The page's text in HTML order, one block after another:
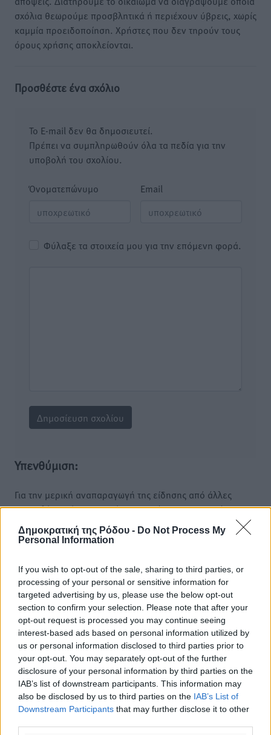
Δημοκρατική της Ρόδου - Do Not Process My
Personal Information
If you wish to opt-out of the sale, sharing to third parties, or
processing of your personal or sensitive information for
targeted advertising by us, please use the below opt-out
section to confirm your selection. Please note that after your
opt-out request is processed you may continue seeing
interest-based ads based on personal information utilized by
us or personal information disclosed to third parties prior to
your opt-out. You may separately opt-out of the further
disclosure of your personal information by third parties on the
IAB’s list of downstream participants. This information may
also be disclosed by us to third parties on the IAB’s List of
Downstream Participants that may further disclose it to other
σχόλια θεωρούμε προσβλητικά ή περιέχουν ύβρεις, χωρίς
καμμία προειδοποίηση. Χρήστες που δεν τηρούν τους
όρους χρήσης αποκλείονται.
Προσθέστε ένα σχόλιο
Το E-mail δεν θα δημοσιευτεί.
Πρέπει να συμπληρωθούν όλα τα πεδία για την
υποβολή του σχολίου.
Όνοματεπώνυμο Email
Φύλαξε τα στοιχεία μου για την επόμενη φορά.
Υπενθύμιση:
Για την μερική αναπαραγωγή της είδησης από άλλες
ιστοσελίδες είναι απαραίτητη η χρήση του παρακάτω
παρεχόμενου συνδέσμου παραπομπής προς το άρθρο
της Δημοκρατικής.
o καιρός τώρα:
27°
αίθριος καιρός
74%
3km/h
Δ-ΒΔ
26°/27°